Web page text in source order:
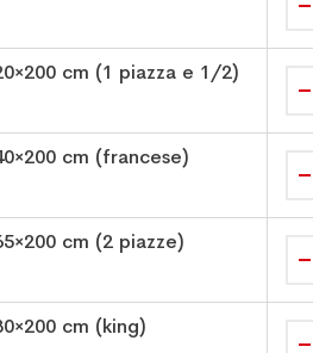
cm (1 piazza e 1/2)
cm (francese)
cm (2 piazze)
cm (king)